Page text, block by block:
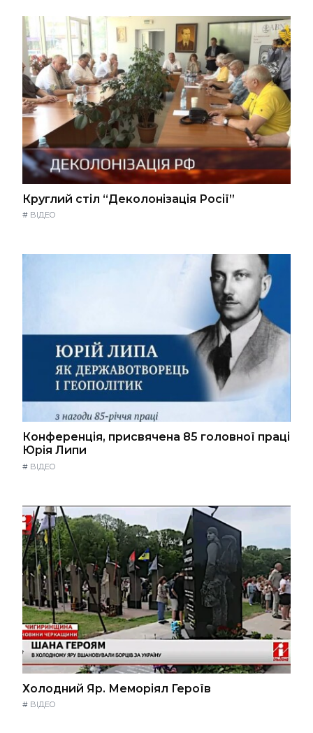
Круглий стіл “Деколонізація Росії”
# ВІДЕО
Конференція, присвячена 85 головної праці
Юрія Липи
# ВІДЕО
Холодний Яр. Меморіял Героїв
# ВІДЕО